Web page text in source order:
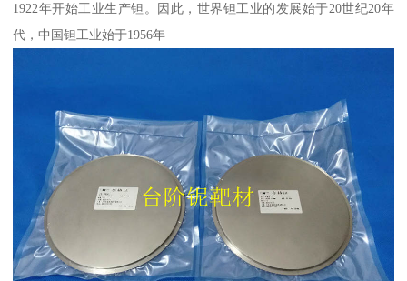
1922年开始工业生产钽。因此，世界钽工业的发展始于20世纪20年
代，中国钽工业始于1956年